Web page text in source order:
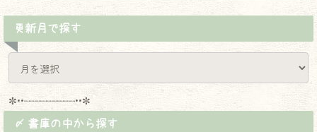
更新月で探す
✼••┈┈┈┈┈┈┈┈┈••✼
〆 書庫の中から探す